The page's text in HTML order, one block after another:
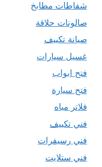
شفاطات مطابخ
صالونات حلاقة
صيانة تكييف
غسيل سيارات
فتح ابواب
فتح سيارة
فلاتر مياه
فني تكييف
فني رسيفرات
فني ستلايت